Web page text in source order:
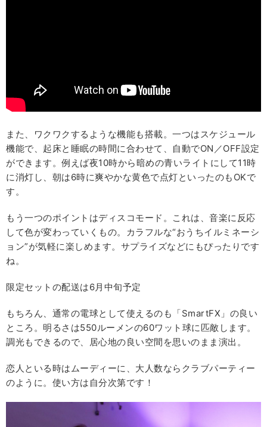
また、ワクワクするような機能も搭載。一つはスケジュール
機能で、起床と睡眠の時間に合わせて、自動でON／OFF設定
ができます。例えば夜10時から暗めの青いライトにして11時
に消灯し、朝は6時に爽やかな黄色で点灯といったのもOKで
す。
もう一つのポイントはディスコモード。これは、音楽に反応
して色が変わっていくもの。カラフルな“おうちイルミネーシ
ョン”が気軽に楽しめます。サプライズなどにもぴったりです
ね。
限定セットの配送は6月中旬予定
もちろん、通常の電球として使えるのも「SmartFX」の良い
ところ。明るさは550ルーメンの60ワット球に匹敵します。
調光もできるので、居心地の良い空間を思いのまま演出。
恋人といる時はムーディーに、大人数ならクラブパーティー
のように。使い方は自分次第です！